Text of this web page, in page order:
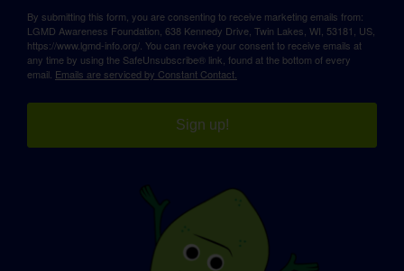
By submitting this form, you are consenting to receive marketing emails from:
LGMD Awareness Foundation, 638 Kennedy Drive, Twin Lakes, WI, 53181, US,
https://www.lgmd-info.org/. You can revoke your consent to receive emails at
any time by using the SafeUnsubscribe® link, found at the bottom of every
email. Emails are serviced by Constant Contact.
Sign up!